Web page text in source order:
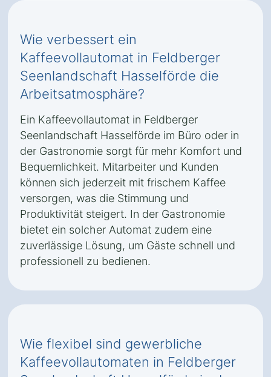
Wie verbessert ein
Kaffeevollautomat in Feldberger
Seenlandschaft Hasselförde die
Arbeitsatmosphäre?
Ein Kaffeevollautomat in Feldberger
Seenlandschaft Hasselförde im Büro oder in
der Gastronomie sorgt für mehr Komfort und
Bequemlichkeit. Mitarbeiter und Kunden
können sich jederzeit mit frischem Kaffee
versorgen, was die Stimmung und
Produktivität steigert. In der Gastronomie
bietet ein solcher Automat zudem eine
zuverlässige Lösung, um Gäste schnell und
professionell zu bedienen.
Wie flexibel sind gewerbliche
Kaffeevollautomaten in Feldberger